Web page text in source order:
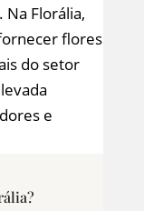
Florália,
flores
do setor
e